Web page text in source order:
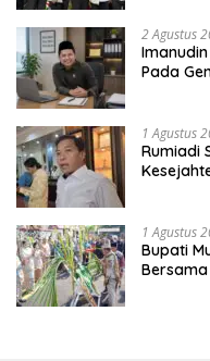
2 Agustus
Pada
1 Agustus
Rumiadi
1 Agustus
Bupati